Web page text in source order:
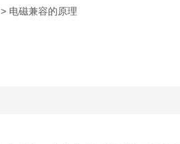
> 电磁兼容的原理